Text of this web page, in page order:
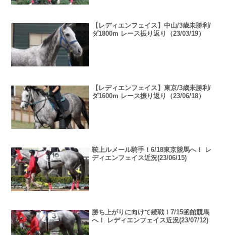
【レディエンフェイス】中山/3歳未勝利/
ダ1800m レース振り返り（23/03/19）
【レディエンフェイス】東京/3歳未勝利/
ダ1600m レース振り返り（23/06/18）
鞍上ルメール騎手！6/18東京競馬へ！ レ
ディエンフェイス近況(23/06/15)
勝ち上がりに向けて続戦！7/15函館競馬
へ！ レディエンフェイス近況(23/07/12)